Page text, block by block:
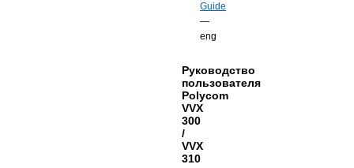
Guide
—
eng
Руководство
пользователя
Polycom
VVX
300
/
VVX
310